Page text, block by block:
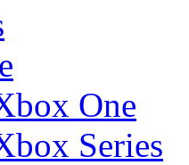
One
Series